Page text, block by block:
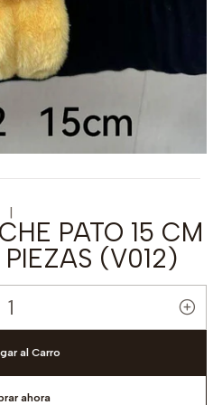
|
PATO 15 CM
(V012)
al Carro
ahora